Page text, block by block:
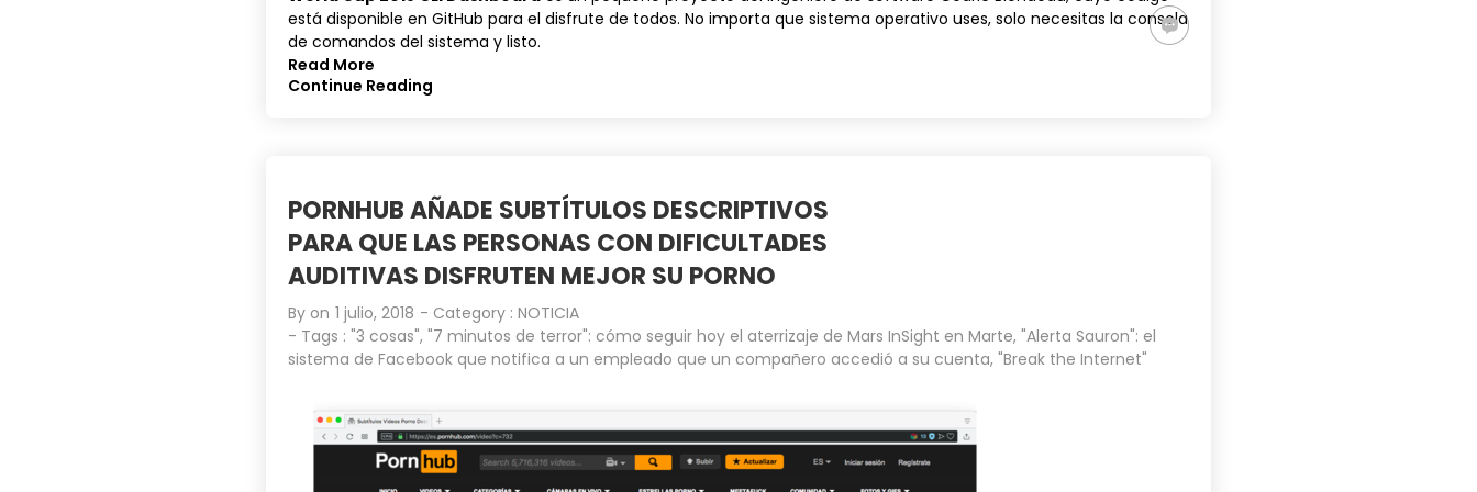
está disponible en GitHub para el disfrute de todos. No importa que sistema operativo uses, solo necesitas la consola
de comandos del sistema y listo.
Read More
Continue Reading
PORNHUB AÑADE SUBTÍTULOS DESCRIPTIVOS
PARA QUE LAS PERSONAS CON DIFICULTADES
AUDITIVAS DISFRUTEN MEJOR SU PORNO
By on 1 julio, 2018 - Category : NOTICIA
- Tags : "3 cosas", "7 minutos de terror": cómo seguir hoy el aterrizaje de Mars InSight en Marte, "Alerta Sauron": el
sistema de Facebook que notifica a un empleado que un compañero accedió a su cuenta, "Break the Internet"